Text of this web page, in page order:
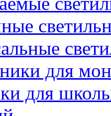
для
для